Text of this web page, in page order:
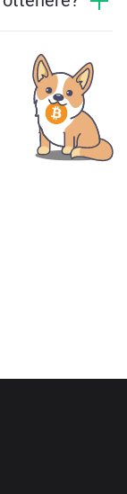
di utilità, una
Le alternative
casi d'uso o
gli asset
di